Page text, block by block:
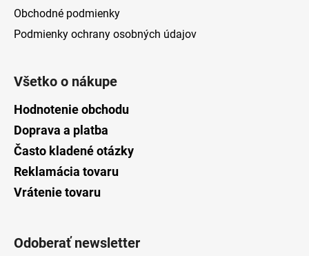
Obchodné podmienky
Podmienky ochrany osobných údajov
Všetko o nákupe
Hodnotenie obchodu
Doprava a platba
Často kladené otázky
Reklamácia tovaru
Vrátenie tovaru
Odoberať newsletter